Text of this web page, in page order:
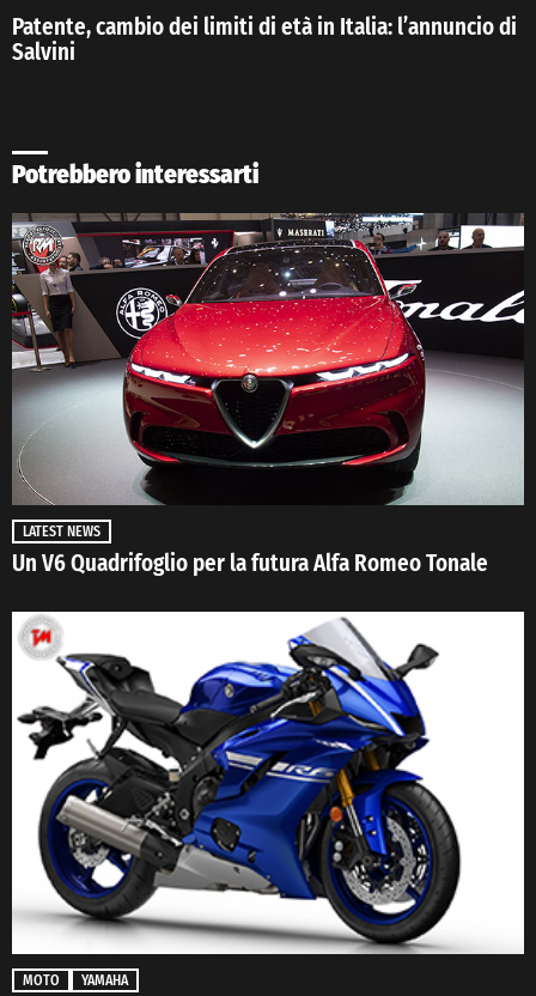
Patente, cambio dei limiti di età in Italia: l’annuncio di
Salvini
Potrebbero interessarti
LATEST NEWS
Un V6 Quadrifoglio per la futura Alfa Romeo Tonale
MOTO YAMAHA